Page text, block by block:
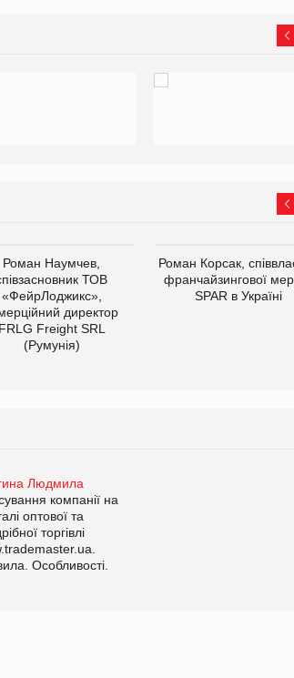
Роман Наумчев,
ТОВ
«ФейрЛоджикс»,
директор
FRLG Freight SRL
(Румунія)
Роман Корсак,
франчайзингової
SPAR в Україні
Людмила
компанії на
оптової та
торгівлі
Особливості.